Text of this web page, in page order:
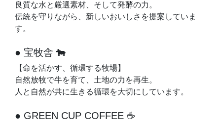
良質な水と厳選素材、そして発酵の力。
伝統を守りながら、新しいおいしさを提案していま
す。
● 宝牧舎 🐄
【命を活かす、循環する牧場】
自然放牧で牛を育て、土地の力を再生。
人と自然が共に生きる循環を大切にしています。
● GREEN CUP COFFEE ☕️